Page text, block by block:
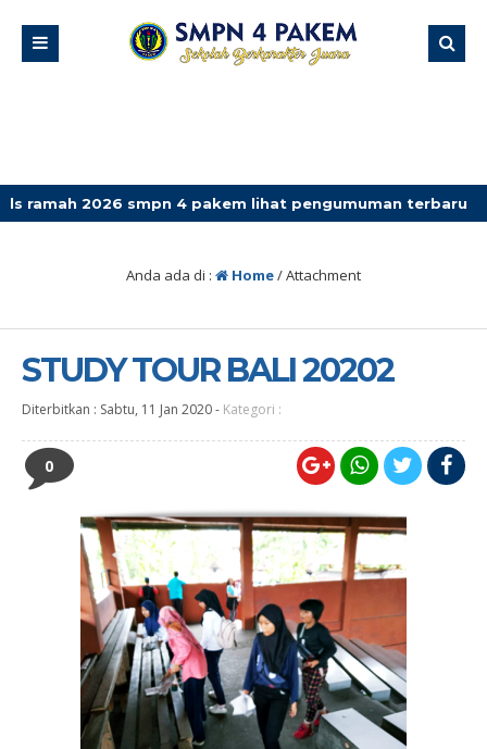
smpn 4 pakem lihat pengumuman terbaru
Anda ada di : Home/ Attachment
STUDY TOUR BALI 20202
Diterbitkan : Sabtu, 11 Jan 2020- Kategori :
0